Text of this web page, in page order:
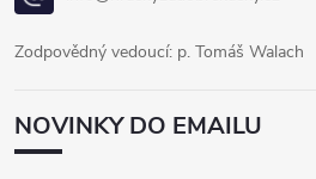
Zodpovědný vedoucí: p. Tomáš Walach
NOVINKY DO EMAILU